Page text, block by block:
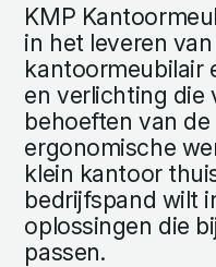
KMP
in het leveren
kantoormeubilair
en verlichting die
behoeften van
ergonomische
klein kantoor
bedrijfspand wilt
oplossingen die
passen.